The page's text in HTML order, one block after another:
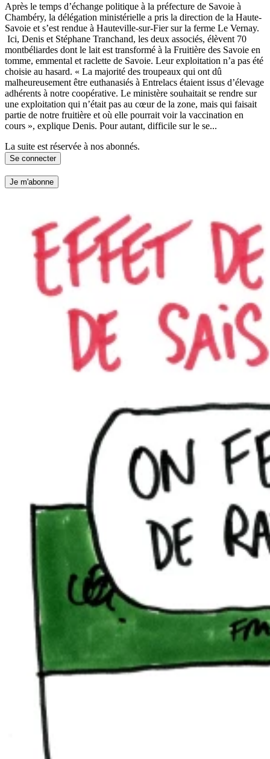
Après le temps d’échange politique à la préfecture de Savoie à
Chambéry, la délégation ministérielle a pris la direction de la Haute-
Savoie et s’est rendue à Hauteville-sur-Fier sur la ferme Le Vernay.
Ici, Denis et Stéphane Tranchand, les deux associés, élèvent 70
montbéliardes dont le lait est transformé à la Fruitière des Savoie en
tomme, emmental et raclette de Savoie. Leur exploitation n’a pas été
choisie au hasard. « La majorité des troupeaux qui ont dû
malheureusement être euthanasiés à Entrelacs étaient issus d’élevage
adhérents à notre coopérative. Le ministère souhaitait se rendre sur
une exploitation qui n’était pas au cœur de la zone, mais qui faisait
partie de notre fruitière et où elle pourrait voir la vaccination en
cours », explique Denis. Pour autant, difficile sur le se...
La suite est réservée à nos abonnés.
Se connecter
Je m'abonne